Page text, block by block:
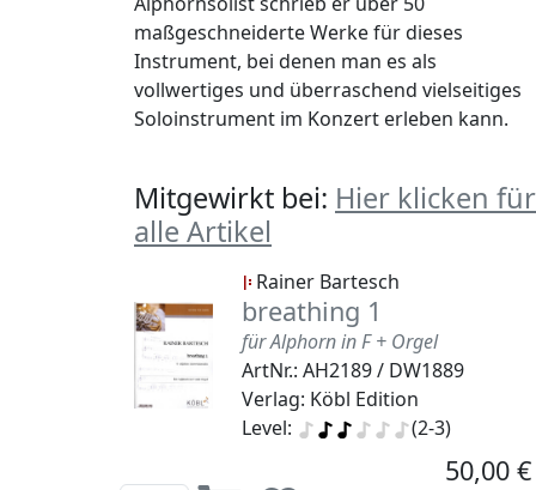
maßgeschneiderte Werke für dieses
Instrument, bei denen man es als
vollwertiges und überraschend vielseitiges
Soloinstrument im Konzert erleben kann.
Mitgewirkt bei: Hier klicken für
alle Artikel
Rainer Bartesch
breathing 1
für Alphorn in F + Orgel
ArtNr.: AH2189 / DW1889
Verlag: Köbl Edition
Level:
(2-3)
50,00 €